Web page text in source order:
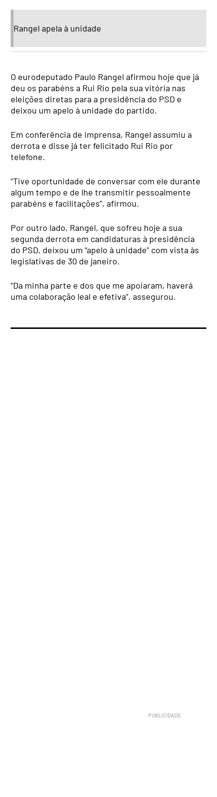
Rangel apela à unidade
O eurodeputado Paulo Rangel afirmou hoje que já
deu os parabéns a Rui Rio pela sua vitória nas
eleições diretas para a presidência do PSD e
deixou um apelo à unidade do partido.
Em conferência de imprensa, Rangel assumiu a
derrota e disse já ter felicitado Rui Rio por
telefone.
“Tive oportunidade de conversar com ele durante
algum tempo e de lhe transmitir pessoalmente
parabéns e facilitações”, afirmou.
Por outro lado, Rangel, que sofreu hoje a sua
segunda derrota em candidaturas à presidência
do PSD, deixou um “apelo à unidade” com vista às
legislativas de 30 de janeiro.
“Da minha parte e dos que me apoiaram, haverá
uma colaboração leal e efetiva”, assegurou.